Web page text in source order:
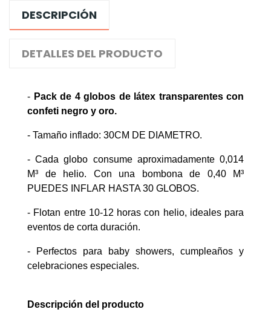
DESCRIPCIÓN
DETALLES DEL PRODUCTO
- Pack de 4 globos de látex transparentes con
confeti negro y oro.
- Tamaño inflado: 30CM DE DIAMETRO.
- Cada globo consume aproximadamente 0,014
M³ de helio. Con una bombona de 0,40 M³
PUEDES INFLAR HASTA 30 GLOBOS.
- Flotan entre 10-12 horas con helio, ideales para
eventos de corta duración.
- Perfectos para baby showers, cumpleaños y
celebraciones especiales.
Descripción del producto